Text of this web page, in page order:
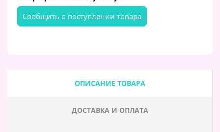
Cообщить о поступлении товара
ОПИСАНИЕ ТОВАРА
ДОСТАВКА И ОПЛАТА